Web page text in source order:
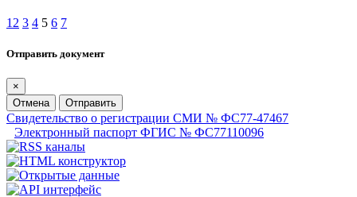
1 2 3 4 5 6 7
Отправить документ
×
Отмена
Отправить
Свидетельство о регистрации СМИ № ФС77-47467
Электронный паспорт ФГИС № ФС77110096